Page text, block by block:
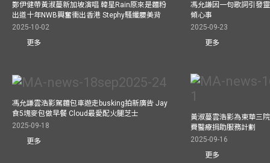
鄭伊健帶黃淑蔓新加坡演唱 韓星Rain原來是麵粉
出道十年NWB興奮衝出香港 Stephy騷纖腰美背
2025-10-02
更多
馮允謙因一句歌詞引發
傾心事
2025-09-23
更多
馮允謙雲浩影駕麵包車遊走busking拍新廣告 Jay
食5塊麥包做早餐 Cloud最愛配火腿芝士
2025-09-18
更多
黃淑蔓雲浩影為東華三
費醫療捐助服務計劃
2025-09-16
更多